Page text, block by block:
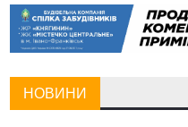
НОВИНИ